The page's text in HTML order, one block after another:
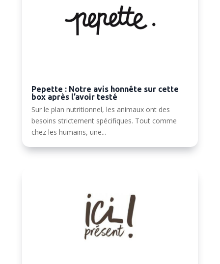
Pepette : Notre avis honnête sur cette
box après l’avoir testé
Sur le plan nutritionnel, les animaux ont des
besoins strictement spécifiques. Tout comme
chez les humains, une...